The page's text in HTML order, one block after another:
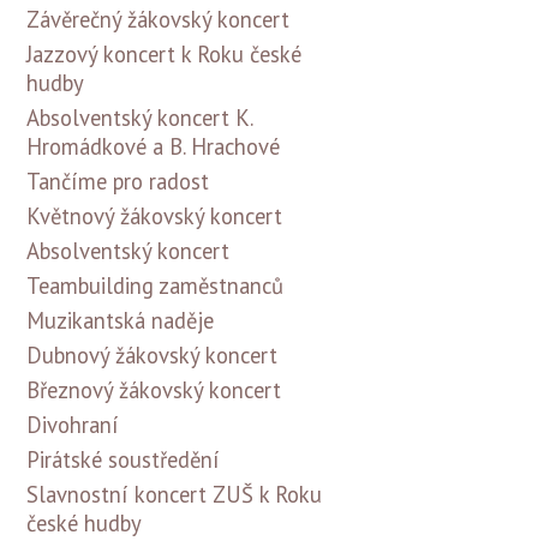
Závěrečný žákovský koncert
Jazzový koncert k Roku české
hudby
Absolventský koncert K.
Hromádkové a B. Hrachové
Tančíme pro radost
Květnový žákovský koncert
Absolventský koncert
Teambuilding zaměstnanců
Muzikantská naděje
Dubnový žákovský koncert
Březnový žákovský koncert
Divohraní
Pirátské soustředění
Slavnostní koncert ZUŠ k Roku
české hudby